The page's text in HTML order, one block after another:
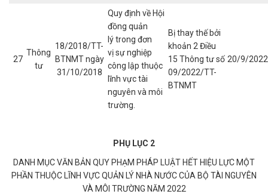
27
Thông
tư
18/2018/TT-
BTNMT ngày
31/10/2018
Quy định về Hội
đồng quản
lý trong đơn
vị sự nghiệp
công lập thuộc
lĩnh vực tài
nguyên và môi
trường.
Bị thay thế bởi
khoản 2 Điều
15 Thông tư số
09/2022/TT-
BTNMT
20/9/2022
PHỤ LỤC 2
DANH MỤC VĂN BẢN QUY PHẠM PHÁP LUẬT HẾT HIỆU LỰC MỘT
PHẦN THUỘC LĨNH VỰC QUẢN LÝ NHÀ NƯỚC CỦA BỘ TÀI NGUYÊN
VÀ MÔI TRƯỜNG NĂM 2022